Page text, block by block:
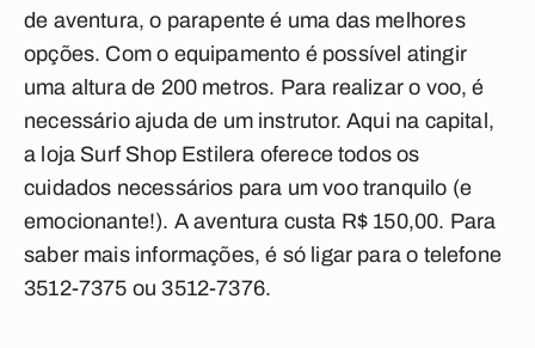
de aventura, o parapente é uma das melhores
opções. Com o equipamento é possível atingir
uma altura de 200 metros. Para realizar o voo, é
necessário ajuda de um instrutor. Aqui na capital,
a loja Surf Shop Estilera oferece todos os
cuidados necessários para um voo tranquilo (e
emocionante!). A aventura custa R$ 150,00. Para
saber mais informações, é só ligar para o telefone
3512-7375 ou 3512-7376.